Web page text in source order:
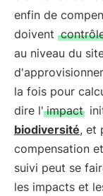
enfin de
doivent
au niveau du
la fois pour
dire l' impact
biodiversité, et
compensation
suivi peut se
les impacts et